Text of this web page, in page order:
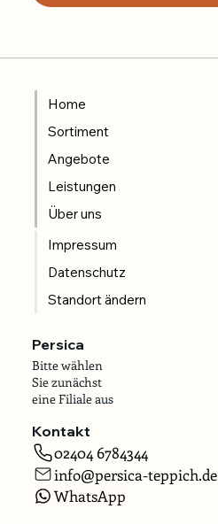
Home
Sortiment
Angebote
Leistungen
Über uns
Impressum
Datenschutz
Standort ändern
Persica
Bitte wählen
Sie zunächst
eine Filiale aus
Kontakt
02404 6784344
info@persica-teppich.de
WhatsApp